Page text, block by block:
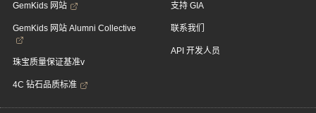
GemKids 网站
GemKids 网站 Alumni Collective
珠宝质量保证基准v
4C 钻石品质标准
支持 GIA
联系我们
API 开发人员